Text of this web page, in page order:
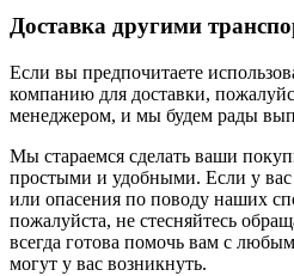
Доставка другими
Если вы предпочитаете
компанию для доставки,
менеджером, и мы будем рады
Мы стараемся сделать ваши
простыми и удобными. Если у вас
или опасения по поводу наших
пожалуйста, не стесняйтесь
всегда готова помочь вам с
могут у вас возникнуть.